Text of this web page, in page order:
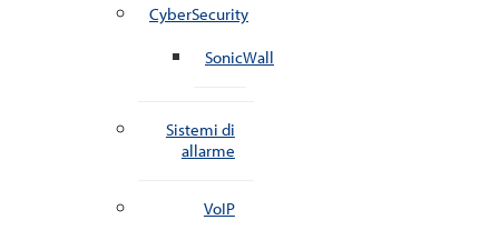
CyberSecurity
SonicWall
Sistemi di
allarme
VoIP